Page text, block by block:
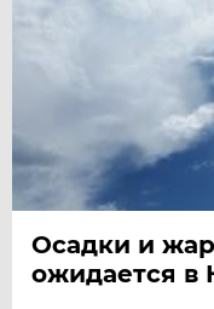
Осадки и
ожидается в